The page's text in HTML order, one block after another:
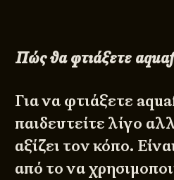
Πώς θα φτιάξετε
Για να φτιάξετε
παιδευτείτε λίγο
αξίζει τον κόπο.
από το να